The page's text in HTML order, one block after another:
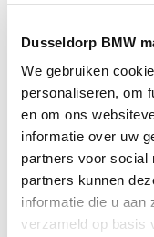
Dusseldorp BMW
We gebruiken
personaliseren, om
en om ons
informatie over uw
partners voor social
partners kunnen
informatie die u aan
verzameld op basis
Dusseldorp
Beschikbaar
BMW 1 Serie
M135 xDrive
2026| 11874km Benzine
€ 74.950